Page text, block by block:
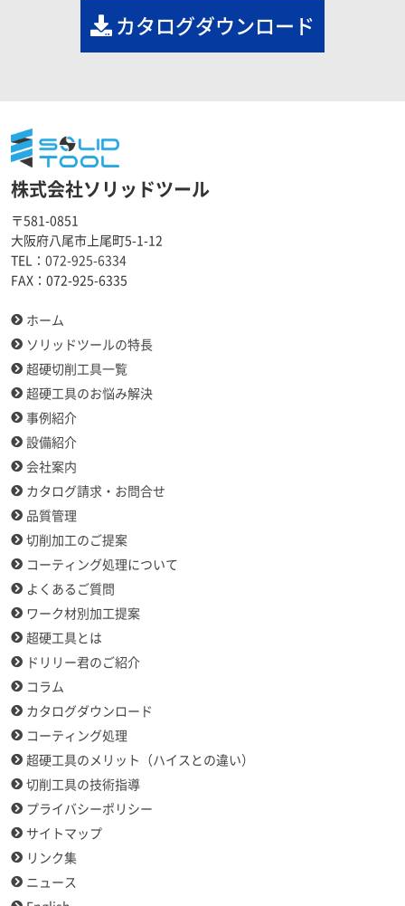
カタログダウンロード
株式会社ソリッドツール
〒581-0851
大阪府八尾市上尾町5-1-12
TEL： 072-925-6334
FAX： 072-925-6335
ホーム
ソリッドツールの特長
超硬切削工具一覧
超硬工具のお悩み解決
事例紹介
設備紹介
会社案内
カタログ請求・お問合せ
品質管理
切削加工のご提案
コーティング処理について
よくあるご質問
ワーク材別加工提案
超硬工具とは
ドリリー君のご紹介
コラム
カタログダウンロード
コーティング処理
超硬工具のメリット（ハイスとの違い）
切削工具の技術指導
プライバシーポリシー
サイトマップ
リンク集
ニュース